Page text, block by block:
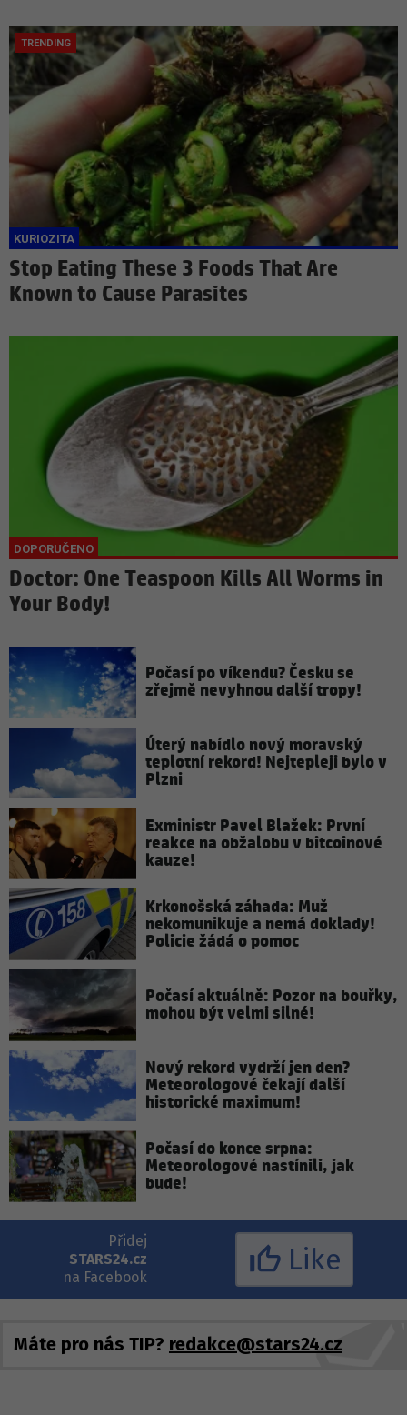
Stop Eating These 3 Foods That Are
Known to Cause Parasites
Doctor: One Teaspoon Kills All Worms in
Your Body!
Počasí po víkendu? Česku se
zřejmě nevyhnou další tropy!
Úterý nabídlo nový moravský
teplotní rekord! Nejtepleji bylo v
Plzni
Exministr Pavel Blažek: První
reakce na obžalobu v bitcoinové
kauze!
Krkonošská záhada: Muž
nekomunikuje a nemá doklady!
Policie žádá o pomoc
Počasí aktuálně: Pozor na bouřky,
mohou být velmi silné!
Nový rekord vydrží jen den?
Meteorologové čekají další
historické maximum!
Počasí do konce srpna:
Meteorologové nastínili, jak
bude!
Přidej
STARS24.cz
na Facebook
Like
Máte pro nás TIP? redakce@stars24.cz